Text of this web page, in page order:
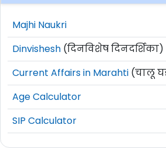
Majhi Naukri
Dinvishesh (दिनविशेष दिनदर्शिका)
Current Affairs in Marahti (चालू
Age Calculator
SIP Calculator